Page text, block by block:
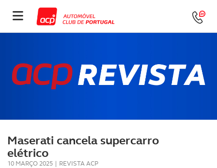
Maserati cancela supercarro
elétrico
10 MARÇO 2025 | REVISTA ACP